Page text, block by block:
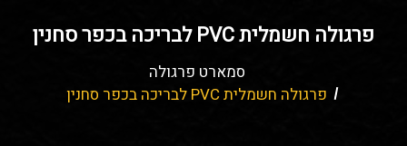
פרגולה חשמלית PVC לבריכה בכפר סחנין
סמארט פרגולה
פרגולה חשמלית PVC לבריכה בכפר סחנין